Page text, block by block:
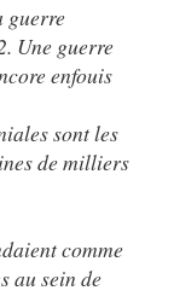
guerre
Une guerre
enfouis
sont les
de milliers
comme
au sein de